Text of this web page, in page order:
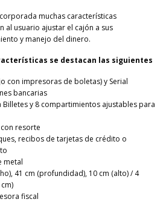
muchas características
al usuario ajustar el cajón a sus
y manejo del dinero.
se destacan las siguientes
con impresoras de boletas) y Serial
bancarias
y 8 compartimientos ajustables para
resorte
recibos de tarjetas de crédito o
metal
41 cm (profundidad), 10 cm (alto) / 4
fiscal